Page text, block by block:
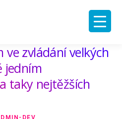
PROJEKTU
E-SHOP
ARCHIV ČLÁNKŮ
ve zvládání velkých
jedním
taky nejtěžších
DEV